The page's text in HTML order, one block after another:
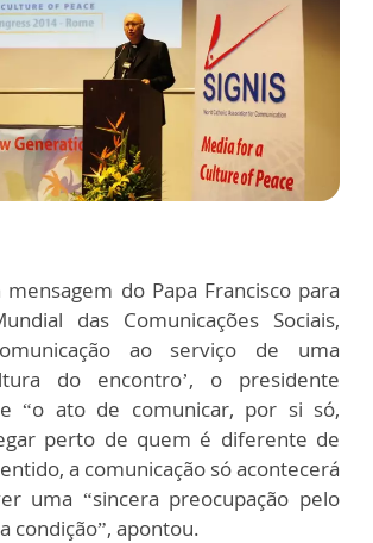
mensagem do Papa Francisco para
das Comunicações Sociais,
ao serviço de uma
do encontro’, o presidente
“o ato de comunicar, por si só,
perto de quem é diferente de
a comunicação só acontecerá
uma “sincera preocupação pelo
condição”, apontou.